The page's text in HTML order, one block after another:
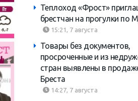
Теплоход «Фрост»
брестчан на прогулки по
15:21, 7 августа
Товары без документов,
просроченные и из
стран выявлены в
Бреста
14:27, 7 августа